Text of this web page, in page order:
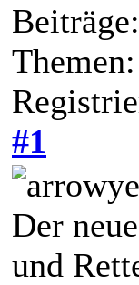
#1
Der
und